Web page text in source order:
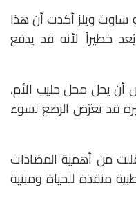
ساوث ويلز أكدت أن هذا
خطيراً لأنه قد يدفع
أن يحل محل حليب الأم،
قد تعرّض الرضع لسوء
من أهمية المضادات
منقذة للحياة ومبنية